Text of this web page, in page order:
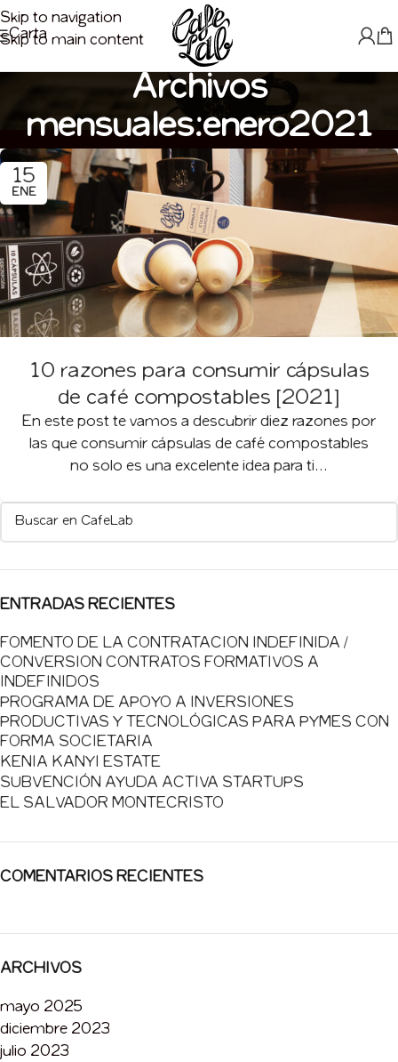
Skip to navigation
Skip to main content
Carta
Archivos
mensuales:enero2021
15
ENE
10 razones para consumir cápsulas
de café compostables [2021]
En este post te vamos a descubrir diez razones por
las que consumir cápsulas de café compostables
no solo es una excelente idea para ti...
ENTRADAS RECIENTES
FOMENTO DE LA CONTRATACION INDEFINIDA /
CONVERSION CONTRATOS FORMATIVOS A
INDEFINIDOS
PROGRAMA DE APOYO A INVERSIONES
PRODUCTIVAS Y TECNOLÓGICAS PARA PYMES CON
FORMA SOCIETARIA
KENIA KANYI ESTATE
SUBVENCIÓN AYUDA ACTIVA STARTUPS
EL SALVADOR MONTECRISTO
COMENTARIOS RECIENTES
ARCHIVOS
mayo 2025
diciembre 2023
julio 2023